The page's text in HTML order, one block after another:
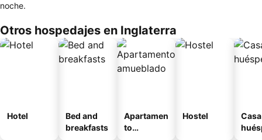
noche.
Otros hospedajes en Inglaterra
Hotel
Bed and
breakfasts
Apartamen
to
Hostel